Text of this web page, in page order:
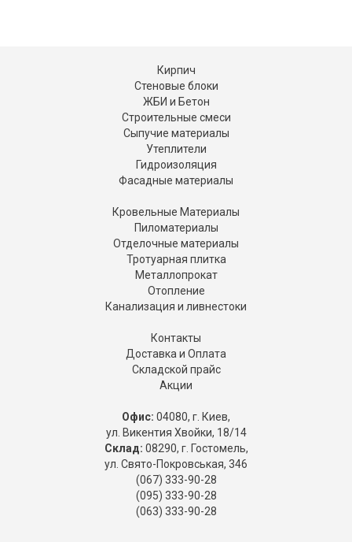
Кирпич
Стеновые блоки
ЖБИ и Бетон
Строительные смеси
Сыпучие материалы
Утеплители
Гидроизоляция
Фасадные материалы
Кровельные Материалы
Пиломатериалы
Отделочные материалы
Тротуарная плитка
Металлопрокат
Отопление
Канализация и ливнестоки
Контакты
Доставка и Оплата
Складской прайс
Акции
Офис: 04080, г. Киев,
ул. Викентия Хвойки, 18/14
Склад: 08290, г. Гостомель,
ул. Свято-Покровськая, 346
(067) 333-90-28
(095) 333-90-28
(063) 333-90-28